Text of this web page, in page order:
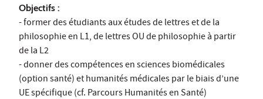
Objectifs :
- former des étudiants aux études de lettres et de la
philosophie en L1, de lettres OU de philosophie à partir
de la L2
- donner des compétences en sciences biomédicales
(option santé) et humanités médicales par le biais d’une
UE spécifique (cf. Parcours Humanités en Santé)